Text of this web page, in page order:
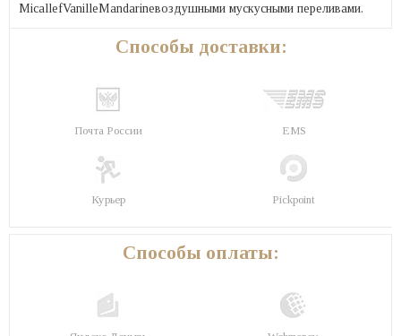
MicallefVanilleMandarineвоздушными мускусными переливами.
Способы доставки:
Почта России EMS
Курьер Pickpoint
Способы оплаты: